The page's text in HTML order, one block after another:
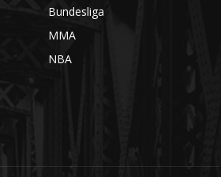
Bundesliga
MMA
NBA